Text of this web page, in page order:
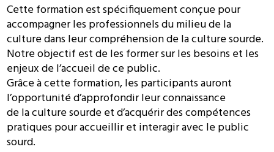
Cette formation est spécifiquement conçue pour
accompagner les professionnels du milieu de la
culture dans leur compréhension de la culture sourde.
Notre objectif est de les former sur les besoins et les
enjeux de l’accueil de ce public.
Grâce à cette formation, les participants auront
l’opportunité d’approfondir leur connaissance
de la culture sourde et d’acquérir des compétences
pratiques pour accueillir et interagir avec le public
sourd.